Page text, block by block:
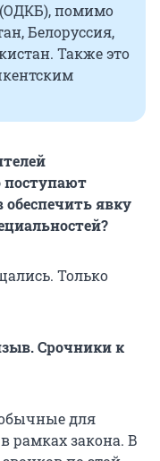
(ОДКБ), помимо
Белоруссия,
Также это
поступают
явку
Только
Срочники к
для
рамках закона. В